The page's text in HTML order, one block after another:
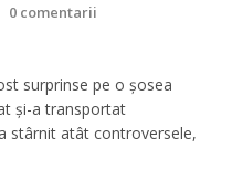
0 comentarii
surprinse pe o șosea
și-a transportat
stârnit atât controversele,